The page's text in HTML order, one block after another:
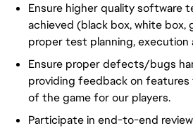
Ensure higher quality software
achieved (black box, white box,
proper test planning, execution
Ensure proper defects/bugs
providing feedback on
of the game for our players.
Participate in end-to-end